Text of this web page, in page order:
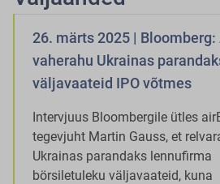
26. märts 2025 |
vaherahu Ukrainas
väljavaateid IPO võtmes
Intervjuus Bloombergile ütles
tegevjuht Martin Gauss, et
Ukrainas parandaks lennufirma
börsiletuleku väljavaateid, kuna